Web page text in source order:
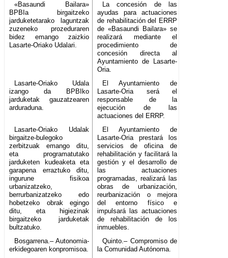
«Basaundi Bailara»
BPBIa birgaitzeko
jarduketetarako laguntzak
zuzeneko prozeduraren
bidez emango zaizkio
Lasarte-Oriako Udalari.
La concesión de las
ayudas para actuaciones
de rehabilitación del ERRP
de «Basaundi Bailara» se
realizará mediante el
procedimiento de
concesión directa al
Ayuntamiento de Lasarte-
Oria.
Lasarte-Oriako Udala
izango da BPBIko
jarduketak gauzatzearen
arduraduna.
El Ayuntamiento de
Lasarte-Oria será el
responsable de la
ejecución de las
actuaciones del ERRP.
Lasarte-Oriako Udalak
birgaitze-bulegoko
zerbitzuak emango ditu,
eta programatutako
jarduketen kudeaketa eta
garapena erraztuko ditu,
ingurune fisikoa
urbanizatzeko,
berrurbanizatzeko edo
hobetzeko obrak egingo
ditu, eta higiezinak
birgaitzeko jarduketak
bultzatuko.
El Ayuntamiento de
Lasarte-Oria prestará los
servicios de oficina de
rehabilitación y facilitará la
gestión y el desarrollo de
las actuaciones
programadas, realizará las
obras de urbanización,
reurbanización o mejora
del entorno físico e
impulsará las actuaciones
de rehabilitación de los
inmuebles.
Bosgarrena.– Autonomia-
erkidegoaren konpromisoa.
Quinto.– Compromiso de
la Comunidad Autónoma.